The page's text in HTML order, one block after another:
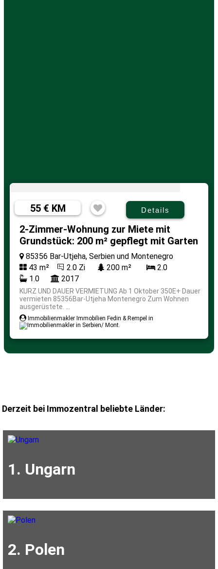
55 € KM Details
2-Zimmer-Wohnung zur Miete mit
Grundstück: 200 m² gepflegt mit Garten
85356 Bar-Utjeha, Serbien und Montenegro
43 m²
2.0 Zi 200 m²
2.0
1.0
2017
KURZ UND DAUER VERMIETUNG Ab 1 Oktober 350E+ Dauer
vermieten 85356Bar-Utjeha Montenegro Zum Wohnen
ausgerüstete. ...
Immobilienmakler Immobilien Fedin & Rempel in
Derzeit bei Immozentral beliebte Länder:
1. Ungarn
2. Polen